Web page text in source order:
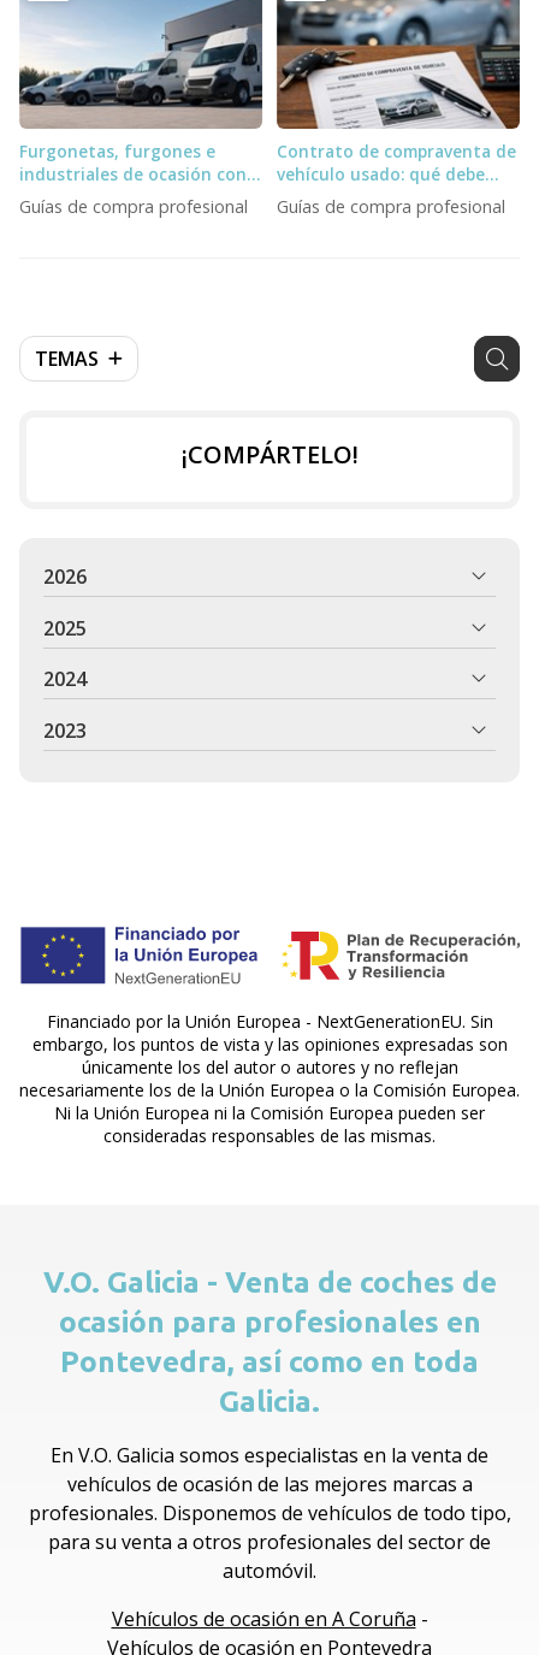
TEMAS
Furgonetas, furgones e
industriales de ocasión con
entrega inmediata para
profesionales
Guías de compra profesional
Contrato de compraventa de
vehículo usado: qué debe
incluir un profesional
Guías de compra profesional
¡COMPÁRTELO!
2026
2025
2024
2023
Financiado por la Unión Europea - NextGenerationEU. Sin
embargo, los puntos de vista y las opiniones expresadas son
únicamente los del autor o autores y no reflejan
necesariamente los de la Unión Europea o la Comisión Europea.
Ni la Unión Europea ni la Comisión Europea pueden ser
consideradas responsables de las mismas.
V.O. Galicia - Venta de coches de
ocasión para profesionales en
Pontevedra, así como en toda
Galicia.
En V.O. Galicia somos especialistas en la venta de
vehículos de ocasión de las mejores marcas a
profesionales. Disponemos de vehículos de todo tipo,
para su venta a otros profesionales del sector de
automóvil.
Vehículos de ocasión en A Coruña -
Vehículos de ocasión en Pontevedra